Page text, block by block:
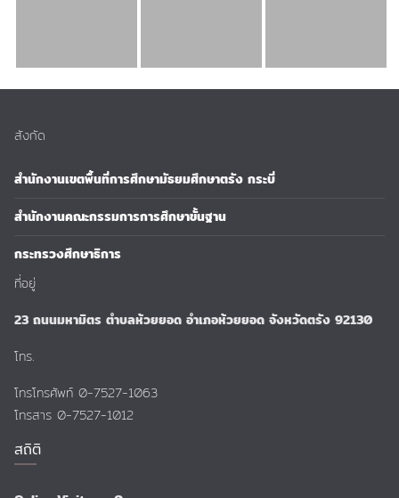
สังกัด
สำนักงานเขตพื้นที่การศึกษามัธยมศึกษาตรัง กระบี่
สำนักงานคณะกรรมการการศึกษาขั้นฐาน
กระทรวงศึกษาธิการ
ที่อยู่
23 ถนนมหามิตร ตำบลห้วยยอด อำเภอห้วยยอด จังหวัดตรัง 92130
โทร.
โทรโทรศัพท์ 0-7527-1063
โทรสาร 0-7527-1012
สถิติ